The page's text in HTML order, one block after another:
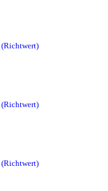
(Richtwert)
(Richtwert)
(Richtwert)